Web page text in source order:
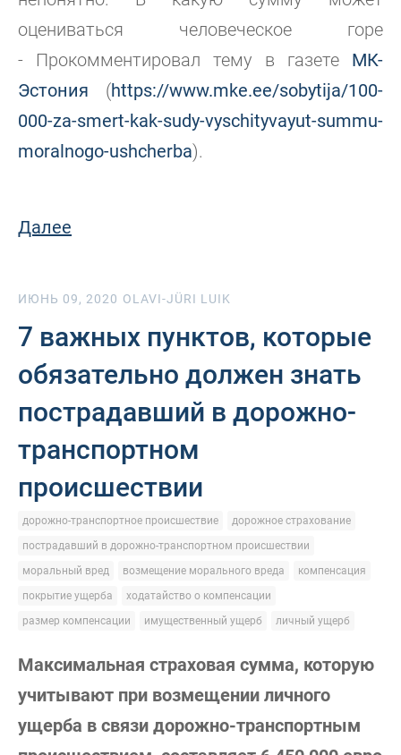
оцениваться человеческое горе
- Прокомментировал тему в газете МК-
Эстония (https://www.mke.ee/sobytija/100-
000-za-smert-kak-sudy-vyschityvayut-summu-
moralnogo-ushcherba).
Далее
ИЮНЬ 09, 2020 OLAVI-JÜRI LUIK
7 важных пунктов, которые
обязательно должен знать
пострадавший в дорожно-
транспортном
происшествии
дорожно-транспортное происшествие
дорожное страхование
пострадавший в дорожно-транспортном происшествии
моральный вред
возмещение морального вреда
компенсация
покрытие ущерба
ходатайство о компенсации
размер компенсации
имущественный ущерб личный ущерб
Максимальная страховая сумма, которую
учитывают при возмещении личного
ущерба в связи дорожно-транспортным